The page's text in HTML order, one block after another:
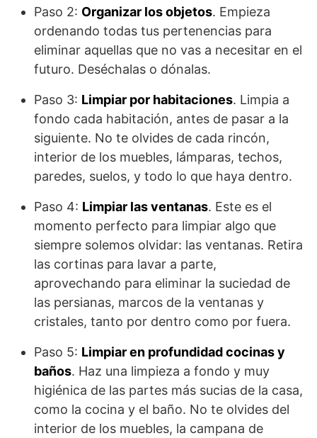
Paso 2: Organizar los objetos. Empieza
ordenando todas tus pertenencias para
eliminar aquellas que no vas a necesitar en el
futuro. Deséchalas o dónalas.
Paso 3: Limpiar por habitaciones. Limpia a
fondo cada habitación, antes de pasar a la
siguiente. No te olvides de cada rincón,
interior de los muebles, lámparas, techos,
paredes, suelos, y todo lo que haya dentro.
Paso 4: Limpiar las ventanas. Este es el
momento perfecto para limpiar algo que
siempre solemos olvidar: las ventanas. Retira
las cortinas para lavar a parte,
aprovechando para eliminar la suciedad de
las persianas, marcos de la ventanas y
cristales, tanto por dentro como por fuera.
Paso 5: Limpiar en profundidad cocinas y
baños. Haz una limpieza a fondo y muy
higiénica de las partes más sucias de la casa,
como la cocina y el baño. No te olvides del
interior de los muebles, la campana de